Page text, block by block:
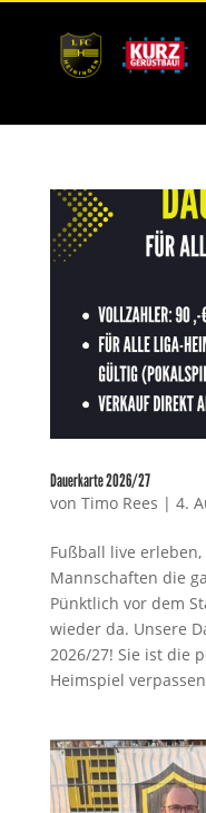
Dauerkarte 2026/27
von Timo Rees | 4.
Fußball live
Mannschaften die
Pünktlich vor dem
wieder da. Unsere
2026/27! Sie ist die
Heimspiel